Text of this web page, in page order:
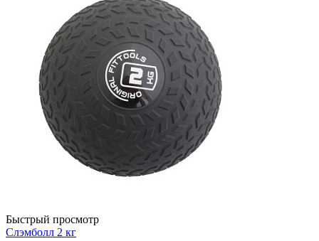
Быстрый просмотр
Слэмболл 2 кг